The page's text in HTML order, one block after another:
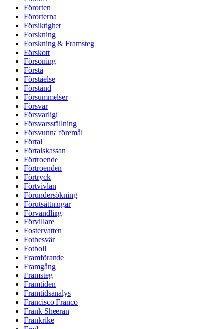
Förorten
Förorterna
Försiktighet
Forskning
Forskning & Framsteg
Förskott
Försoning
Förstå
Förståelse
Förstånd
Försummelser
Försvar
Försvarligt
Försvarsställning
Försvunna föremål
Förtal
Förtalskassan
Förtroende
Förtroenden
Förtryck
Förtvivlan
Förundersökning
Förutsättningar
Förvandling
Förvillare
Fostervatten
Fotbesvär
Fotboll
Framförande
Framgång
Framsteg
Framtiden
Framtidsanalys
Francisco Franco
Frank Sheeran
Frankrike